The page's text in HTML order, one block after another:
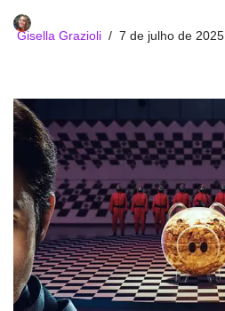
Gisella Grazioli 7 de julho de 2025